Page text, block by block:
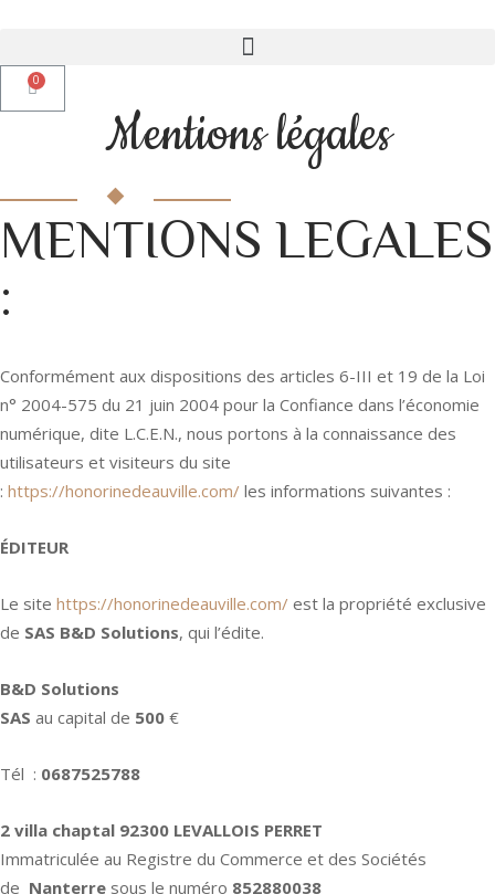
Mentionslégales
MENTIONS LEGALES
:
Conformément aux dispositions des articles 6-III et 19 de la Loi
n° 2004-575 du 21 juin 2004 pour la Confiance dans l’économie
numérique, dite L.C.E.N., nous portons à la connaissance des
utilisateurs et visiteurs du site
: https://honorinedeauville.com/ les informations suivantes :
ÉDITEUR
Le site https://honorinedeauville.com/ est la propriété exclusive
de SAS B&D Solutions, qui l’édite.
B&D Solutions
SAS au capital de 500 €
Tél : 0687525788
2 villa chaptal 92300 LEVALLOIS PERRET
Immatriculée au Registre du Commerce et des Sociétés
de Nanterre sous le numéro 852880038